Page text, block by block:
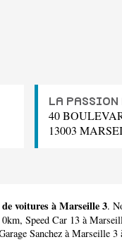
LA PASSION
40
13003
voitures à Marseille 3.
Speed Car 13 à
Sanchez à Marseille 3